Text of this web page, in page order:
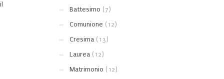
Battesimo (7)
Comunione (12)
Cresima (13)
Laurea (12)
Matrimonio (12)